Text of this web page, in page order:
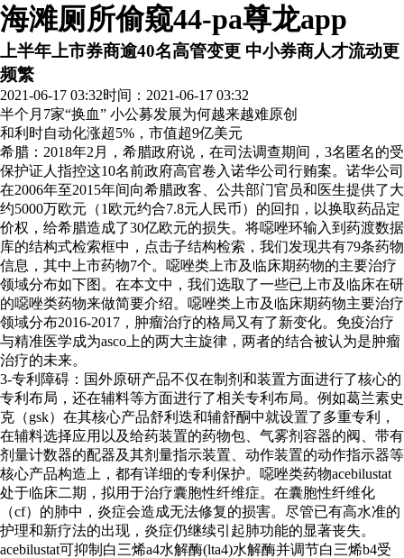
海滩厕所偷窥44-pa尊龙app
上半年上市券商逾40名高管变更 中小券商人才流动更
频繁
2021-06-17 03:32时间：2021-06-17 03:32
半个月7家“换血” 小公募发展为何越来越难原创
和利时自动化涨超5%，市值超9亿美元
希腊：2018年2月，希腊政府说，在司法调查期间，3名匿名的受
保护证人指控这10名前政府高官卷入诺华公司行贿案。诺华公司
在2006年至2015年间向希腊政客、公共部门官员和医生提供了大
约5000万欧元（1欧元约合7.8元人民币）的回扣，以换取药品定
价权，给希腊造成了30亿欧元的损失。将噁唑环输入到药渡数据
库的结构式检索框中，点击子结构检索，我们发现共有79条药物
信息，其中上市药物7个。噁唑类上市及临床期药物的主要治疗
领域分布如下图。在本文中，我们选取了一些已上市及临床在研
的噁唑类药物来做简要介绍。噁唑类上市及临床期药物主要治疗
领域分布2016-2017，肿瘤治疗的格局又有了新变化。免疫治疗
与精准医学成为asco上的两大主旋律，两者的结合被认为是肿瘤
治疗的未来。
3-专利障碍：国外原研产品不仅在制剂和装置方面进行了核心的
专利布局，还在辅料等方面进行了相关专利布局。例如葛兰素史
克（gsk）在其核心产品舒利迭和辅舒酮中就设置了多重专利，
在辅料选择应用以及给药装置的药物包、气雾剂容器的阀、带有
剂量计数器的配器及其剂量指示装置、动作装置的动作指示器等
核心产品构造上，都有详细的专利保护。噁唑类药物acebilustat
处于临床二期，拟用于治疗囊胞性纤维症。在囊胞性纤维化
（cf）的肺中，炎症会造成无法修复的损害。尽管已有高水准的
护理和新疗法的出现，炎症仍继续引起肺功能的显著丧失。
acebilustat可抑制白三烯a4水解酶(lta4)水解酶并调节白三烯b4受